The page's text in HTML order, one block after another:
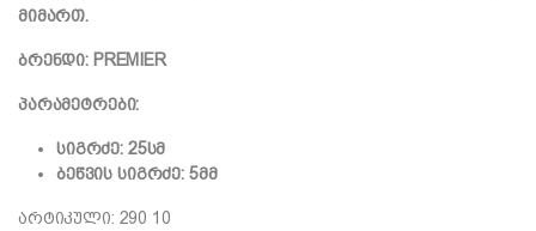
მიმართ.
ბრენდი: PREMIER
პარამეტრები:
სიგრძე: 25სმ
ბეწვის სიგრძე: 5მმ
არტიკული: 290 10